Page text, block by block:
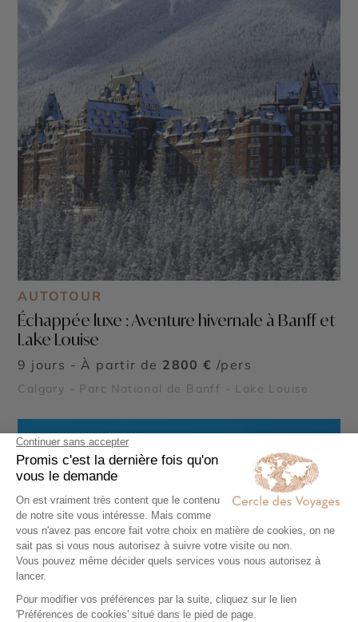
AUTOTOUR
Échappée luxe : Aventure hivernale à Banff et
Lake Louise
9 jours - À partir de 2800 € /pers
Calgary - Parc National de Banff - Lake Louise